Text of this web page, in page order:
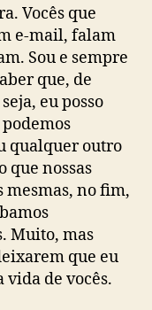
Vocês que
e-mail, falam
Sou e sempre
que, de
eu posso
qualquer outro
que nossas
mesmas, no fim,
Muito, mas
que eu
vida de vocês.